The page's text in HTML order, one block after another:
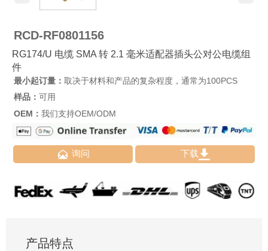
RCD-RF0801156
RG174/U 电缆 SMA 转 2.1 毫米适配器插头公对公电缆组
件
最小起订量： 取决于材料和产品的复杂程度，通常为100PCS
样品： 可用
OEM： 我们支持OEM/ODM
 询问 下载
产品特点